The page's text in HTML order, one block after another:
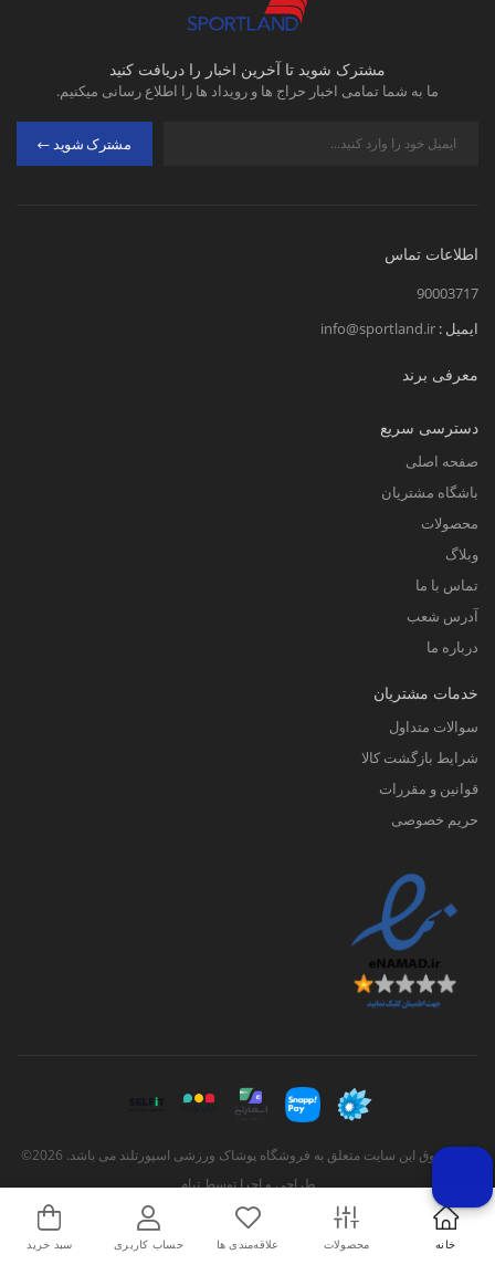
مشترک شوید تا آخرین اخبار را دریافت کنید
ما به شما تمامی اخبار حراج ها و رویداد ها را اطلاع رسانی میکنیم.
مشترک شوید
اطلاعات تماس
90003717
ایمیل : info@sportland.ir
معرفی برند
دسترسی سریع
صفحه اصلی
باشگاه مشتریان
محصولات
وبلاگ
تماس با ما
آدرس شعب
درباره ما
خدمات مشتریان
سوالات متداول
شرایط بازگشت کالا
قوانین و مقررات
حریم خصوصی
کلیه حقوق این سایت متعلق به فروشگاه پوشاک ورزشی اسپورتلند می باشد. 2026©
طراحی و اجرا توسطتیام
خانه محصولات علاقه‌مندی ها حساب کاربری سبد خرید